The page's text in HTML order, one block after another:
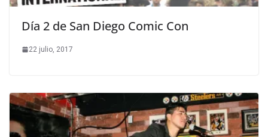
Día 2 de San Diego Comic Con
22 julio, 2017